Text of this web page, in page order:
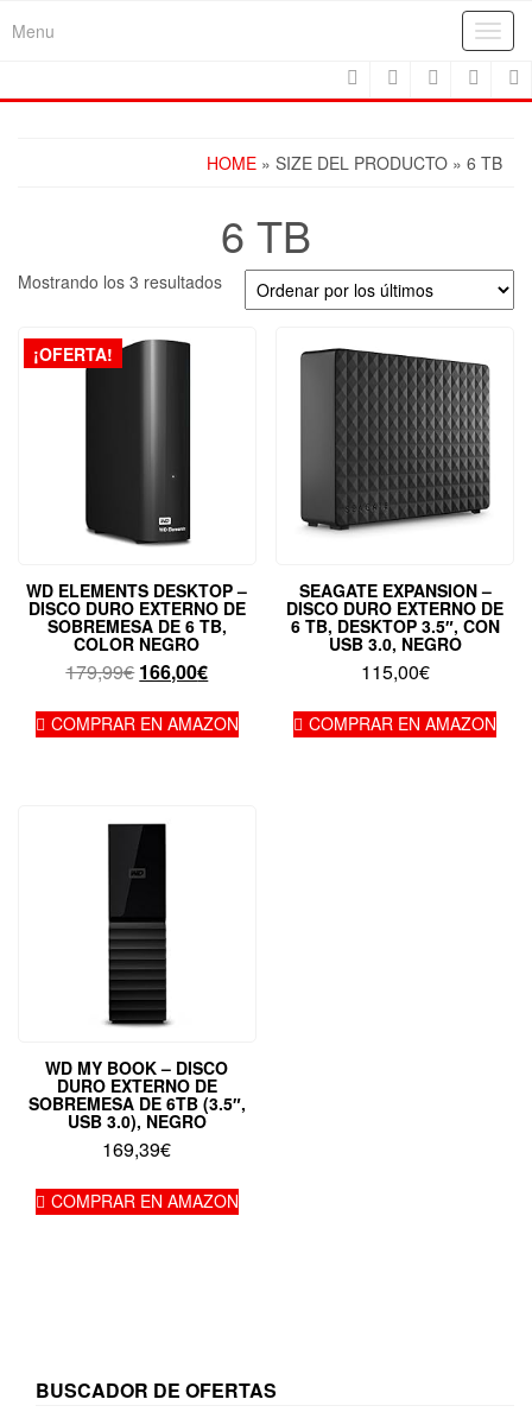
Menu
HOME » SIZE DEL PRODUCTO » 6 TB
6 TB
Mostrando los 3 resultadosOrdenado
por
¡OFERTA!
WD ELEMENTS DESKTOP –
DISCO DURO EXTERNO DE
SOBREMESA DE 6 TB,
COLOR NEGRO
179,99€ El
original
166,00€El
actual
COMPRAR EN AMAZON
SEAGATE EXPANSION –
DISCO DURO EXTERNO DE
6 TB, DESKTOP 3.5″, CON
USB 3.0, NEGRO
115,00€
COMPRAR EN AMAZON
WD MY BOOK – DISCO
DURO EXTERNO DE
SOBREMESA DE 6TB (3.5″,
USB 3.0), NEGRO
169,39€
COMPRAR EN AMAZON
BUSCADOR DE OFERTAS